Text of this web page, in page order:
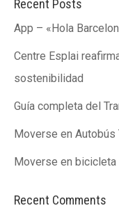
Recent Posts
App – «Hola
Centre Esplai
sostenibilidad
Guía completa del
Moverse en Autobús
Moverse en bicicleta
Recent Comments
ACCIÓ
ACCIÓ